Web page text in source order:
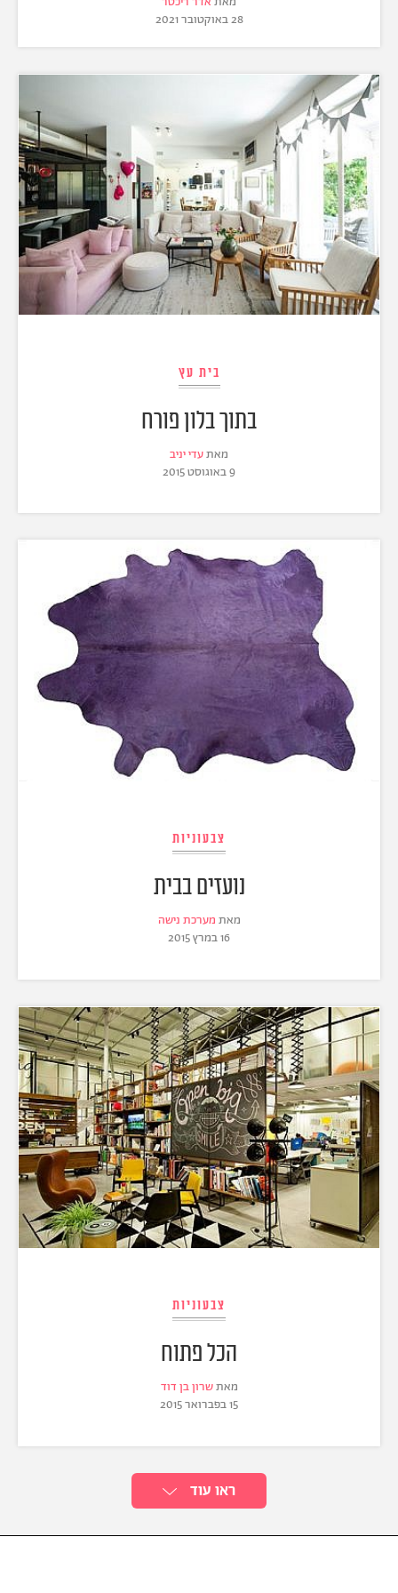
28 באוקטובר 2021
בית עץ
בתוך בלון פורח
מאתעדי יניב
9 באוגוסט 2015
צבעוניות
נועזים בבית
מאת מערכת נישה
16 במרץ 2015
צבעוניות
הכל פתוח
מאתשרון בן דוד
15 בפברואר 2015
ראו עוד